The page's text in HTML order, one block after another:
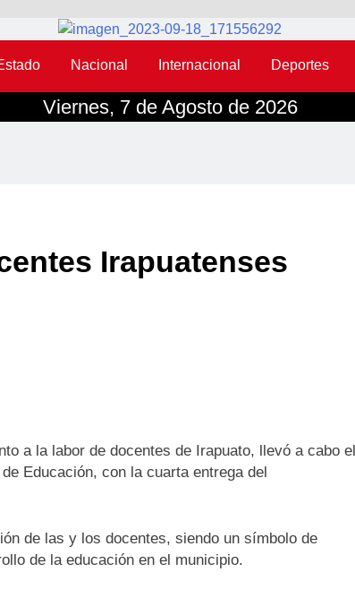
Nacional Internacional Deportes
Viernes, 7 de Agosto de 2026
Irapuatenses
a la labor de docentes de Irapuato, llevó a cabo el
Educación, con la cuarta entrega del
de las y los docentes, siendo un símbolo de
de la educación en el municipio.